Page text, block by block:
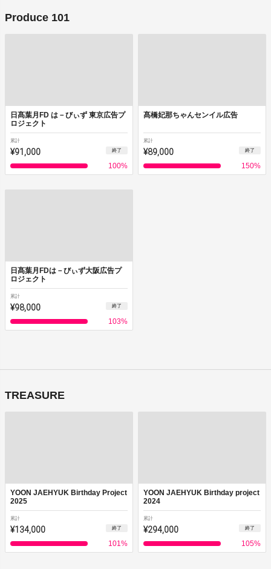
Produce 101
日髙葉月FD は－びぃず 東京広告プ
ロジェクト
累計
¥91,000 終了
100%
髙橋妃那ちゃんセンイル広告
累計
¥89,000 終了
150%
日髙葉月FDは－びぃず大阪広告プ
ロジェクト
累計
¥98,000 終了
103%
TREASURE
YOON JAEHYUK Birthday Project
2025
累計
¥134,000 終了
101 %
YOON JAEHYUK Birthday project
2024
累計
¥294,000 終了
105%